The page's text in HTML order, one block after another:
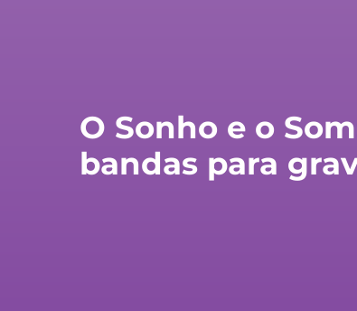
O Sonho e o
bandas para